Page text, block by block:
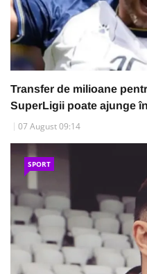
Transfer de milioane
SuperLigii poate ajunge
07 August 09:14
SPORT